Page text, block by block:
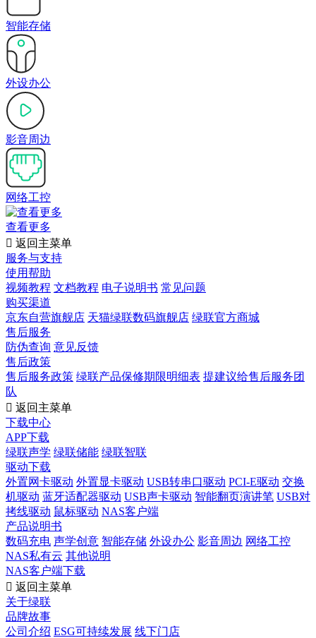
智能存储
外设办公
影音周边
网络工控
查看更多
 返回主菜单
服务与支持
使用帮助
视频教程 文档教程 电子说明书 常见问题
购买渠道
京东自营旗舰店 天猫绿联数码旗舰店 绿联官方商城
售后服务
防伪查询 意见反馈
售后政策
售后服务政策 绿联产品保修期限明细表 提建议给售后服务团
队
 返回主菜单
下载中心
APP下载
绿联声学 绿联储能 绿联智联
驱动下载
外置网卡驱动 外置显卡驱动 USB转串口驱动 PCI-E驱动 交换
机驱动 蓝牙适配器驱动 USB声卡驱动 智能翻页演讲笔 USB对
拷线驱动 鼠标驱动 NAS客户端
产品说明书
数码充电 声学创意 智能存储 外设办公 影音周边 网络工控
NAS私有云 其他说明
NAS客户端下载
 返回主菜单
关于绿联
品牌故事
公司介绍 ESG可持续发展 线下门店